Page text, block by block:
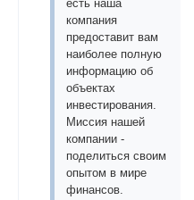
есть наша
компания
предоставит вам
наиболее полную
информацию об
объектах
инвестирования.
Миссия нашей
компании -
поделиться своим
опытом в мире
финансов.